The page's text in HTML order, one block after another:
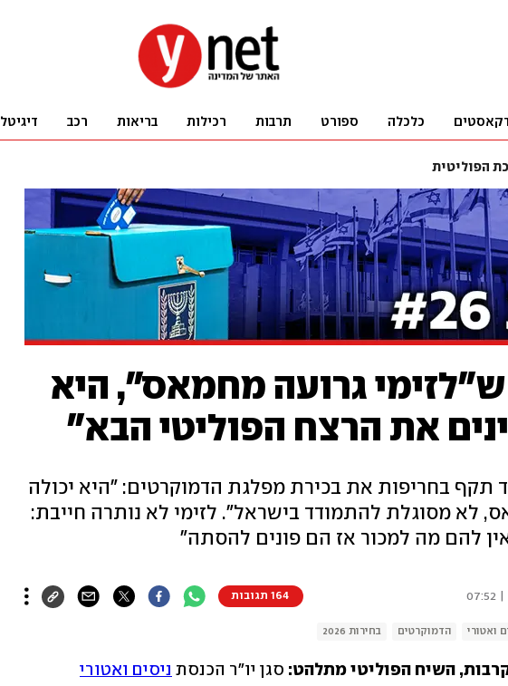
כלכלה ספורט תרבות רכילות בריאות רכב דיגיטל
הפוליטית
ש"לזימי גרועה מחמאס", היא
את הרצח הפוליטי הבא"
תקף בחריפות את בכירת מפלגת הדמוקרטים: "היא יכולה
לא מסוגלת להתמודד בישראל". לזימי לא נותרה חייבת:
להם מה למכור אז הם פונים להסתה"
164 תגובות
ואטורי הדמוקרטים בחירות 2026
סגן יו"ר הכנסת ניסים ואטורי